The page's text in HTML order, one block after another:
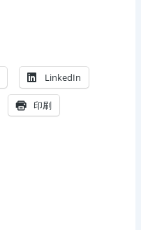
LinkedIn
印刷